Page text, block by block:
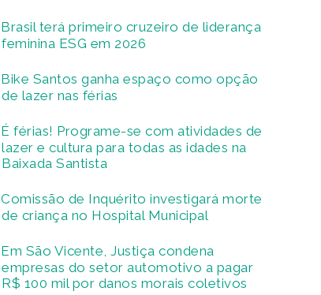
Brasil terá primeiro cruzeiro de liderança
feminina ESG em 2026
Bike Santos ganha espaço como opção
de lazer nas férias
É férias! Programe-se com atividades de
lazer e cultura para todas as idades na
Baixada Santista
Comissão de Inquérito investigará morte
de criança no Hospital Municipal
Em São Vicente, Justiça condena
empresas do setor automotivo a pagar
R$ 100 mil por danos morais coletivos